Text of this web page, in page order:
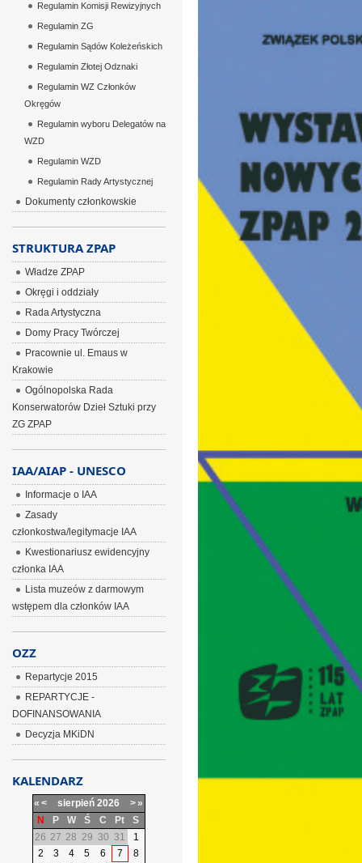
Regulamin Komisji Rewizyjnych
Regulamin ZG
Regulamin Sądów Koleżeńskich
Regulamin Złotej Odznaki
Regulamin WZ Członków
Okręgów
Regulamin wyboru Delegatów na
WZD
Regulamin WZD
Regulamin Rady Artystycznej
Dokumenty członkowskie
STRUKTURA ZPAP
Władze ZPAP
Okręgi i oddziały
Rada Artystyczna
Domy Pracy Twórczej
Pracownie ul. Emaus w
Krakowie
Ogólnopolska Rada
Konserwatorów Dzieł Sztuki przy
ZG ZPAP
IAA/AIAP - UNESCO
Informacje o IAA
Zasady
członkostwa/legitymacje IAA
Kwestionariusz ewidencyjny
członka IAA
Lista muzeów z darmowym
wstępem dla członków IAA
OZZ
Repartycje 2015
REPARTYCJE -
DOFINANSOWANIA
Decyzja MKiDN
KALENDARZ
« < sierpień 2026 >»
N
P W Ś C Pt
S
26 27 28 29 30 31
1
2
3 4 5 6 7
8